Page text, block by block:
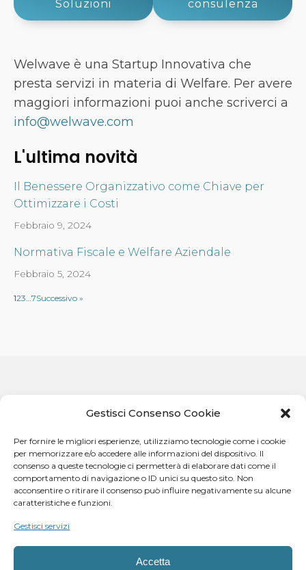
Gestisci Consenso Cookie
Per fornire le migliori esperienze, utilizziamo tecnologie come i cookie
per memorizzare e/o accedere alle informazioni del dispositivo. Il
consenso a queste tecnologie ci permetterà di elaborare dati come il
comportamento di navigazione o ID unici su questo sito. Non
acconsentire o ritirare il consenso può influire negativamente su alcune
caratteristiche e funzioni.
Gestisci servizi
Accetta
Soluzioni
consulenza
Welwave è una Startup Innovativa che
presta servizi in materia di Welfare. Per avere
maggiori informazioni puoi anche scriverci a
info@welwave.com
L'ultima novità
Il Benessere Organizzativo come Chiave per
Ottimizzare i Costi
Febbraio 9, 2024
Normativa Fiscale e Welfare Aziendale
Febbraio 5, 2024
123…7Successivo »
Whatsapp